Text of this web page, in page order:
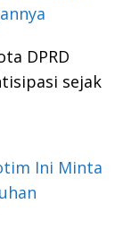
DPRD
sejak
Ini Minta